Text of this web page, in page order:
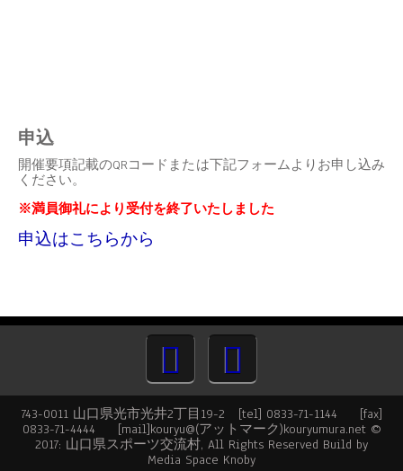
申込
開催要項記載のQRコードまたは下記フォームよりお申し込み
ください。
※満員御礼により受付を終了いたしました
申込はこちらから
743-0011 山口県光市光井2丁目19-2 [tel] 0833-71-1144 [fax]
0833-71-4444 [mail]kouryu@(アットマーク)kouryumura.net ©
2017: 山口県スポーツ交流村, All Rights Reserved Build by
Media Space Knoby